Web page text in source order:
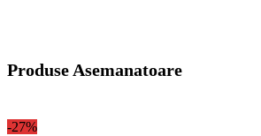
Produse Asemanatoare
-27%